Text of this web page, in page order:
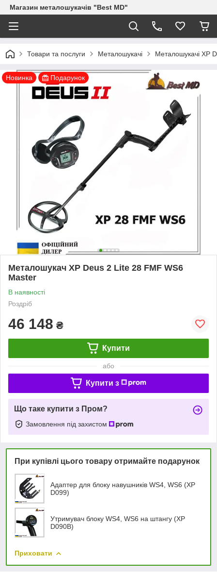
Магазин металошукачів "Best MD"
Товари та послуги Металошукачі Металошукачі XP
Новинка Подарунок
Металошукач XP Deus 2 Lite 28 FMF WS6
Master
В наявності
Роздріб
46 148 ₴
Купити
або
Купити з
Що таке купити з Пром?
Замовлення під захистом
При купівлі цього товару отримайте подарунок
Адаптер для блоку навушників WS4, WS6 (XP
D099)
Утримувач блоку WS4, WS6 на штангу (XP
D090B)
Приховати